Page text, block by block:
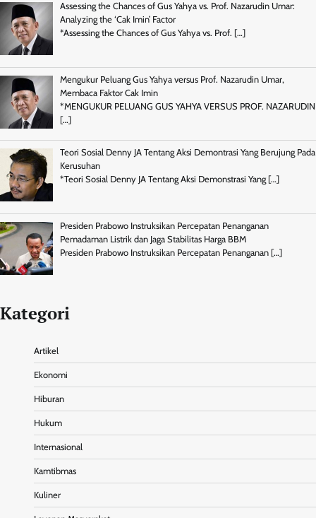
Assessing the Chances of Gus Yahya vs. Prof. Nazarudin Umar:
Analyzing the ‘Cak Imin’ Factor
*Assessing the Chances of Gus Yahya vs. Prof. […]
Mengukur Peluang Gus Yahya versus Prof. Nazarudin Umar,
Membaca Faktor Cak Imin
*MENGUKUR PELUANG GUS YAHYA VERSUS PROF. NAZARUDIN
[…]
Teori Sosial Denny JA Tentang Aksi Demontrasi Yang Berujung Pada
Kerusuhan
*Teori Sosial Denny JA Tentang Aksi Demonstrasi Yang […]
Presiden Prabowo Instruksikan Percepatan Penanganan
Pemadaman Listrik dan Jaga Stabilitas Harga BBM
Presiden Prabowo Instruksikan Percepatan Penanganan […]
Kategori
Artikel
Ekonomi
Hiburan
Hukum
Internasional
Kamtibmas
Kuliner